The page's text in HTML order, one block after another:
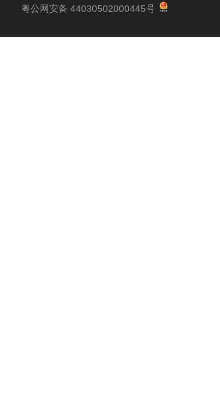
粤公网安备 44030502000445号